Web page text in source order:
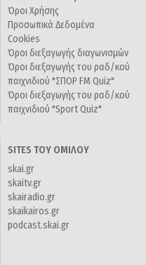
Όροι Χρήσης
Προσωπικά Δεδομένα
Cookies
Όροι διεξαγωγής διαγωνισμών
Όροι διεξαγωγής του ραδ/κού
παιχνιδιού "ΣΠΟΡ FM Quiz"
Όροι διεξαγωγής του ραδ/κού
παιχνιδιού "Sport Quiz"
SITES ΤΟΥ ΟΜΙΛΟΥ
skai.gr
skaitv.gr
skairadio.gr
skaikairos.gr
podcast.skai.gr